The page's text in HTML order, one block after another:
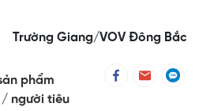
Trường Giang/VOV Đông Bắc
phẩm
người tiêu